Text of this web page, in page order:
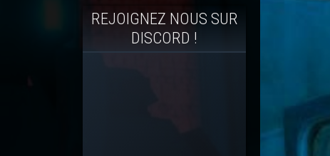
REJOIGNEZ NOUS SUR
DISCORD !